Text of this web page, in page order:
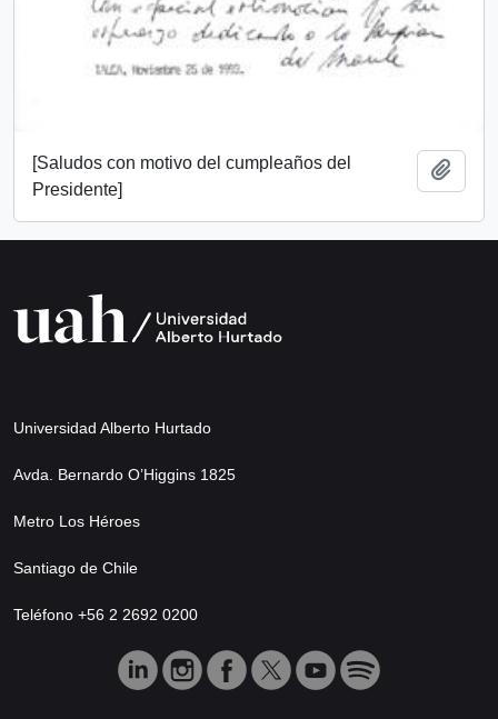
[Saludos con motivo del cumpleaños del
Presidente]
Universidad Alberto Hurtado
Avda. Bernardo O’Higgins 1825
Metro Los Héroes
Santiago de Chile
Teléfono +56 2 2692 0200